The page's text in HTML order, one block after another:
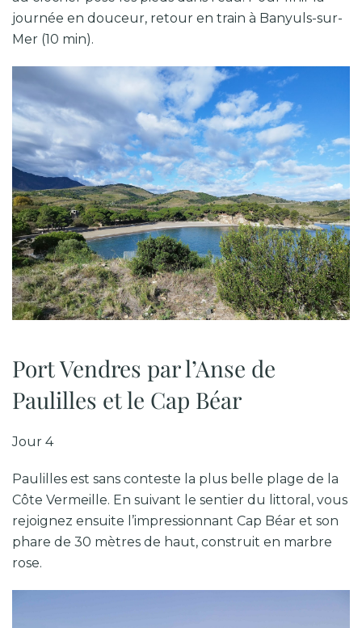
journée en douceur, retour en train à Banyuls-sur-
Mer (10 min).
Port Vendres par l’Anse de
Paulilles et le Cap Béar
Jour 4
Paulilles est sans conteste la plus belle plage de la
Côte Vermeille. En suivant le sentier du littoral, vous
rejoignez ensuite l’impressionnant Cap Béar et son
phare de 30 mètres de haut, construit en marbre
rose.